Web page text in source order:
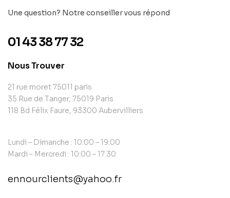
Une question? Notre conseiller vous répond
01 43 38 77 32
Nous Trouver
21 rue moret 75011 paris
35 Rue de Tanger, 75019 Paris
118 Bd Félix Faure, 93300 Aubervilliers
Lundi – Dimanche : 10:00 – 19:00
Mardi – Mercredi : 10:00 – 17:30
ennourclients@yahoo.fr